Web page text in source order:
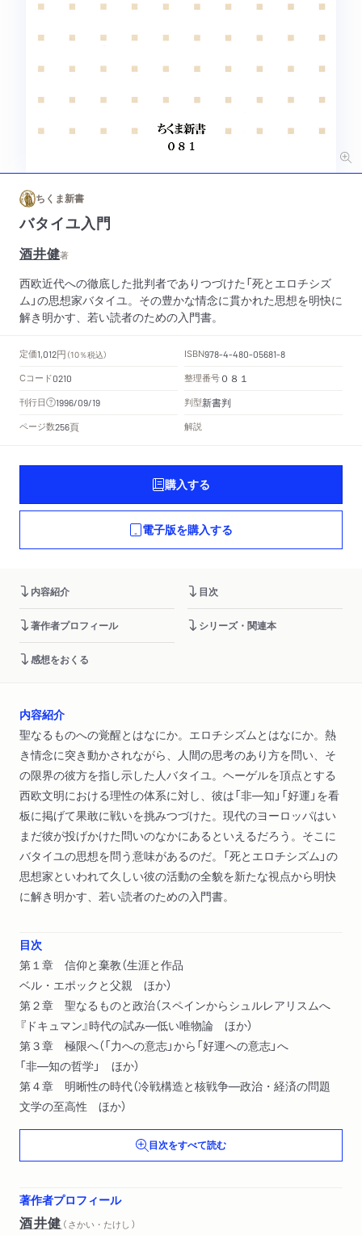
ちくま新書
バタイユ入門
酒井健著
西欧近代への徹底した批判者でありつづけた「死とエロチシズ
ム」の思想家バタイユ。その豊かな情念に貫かれた思想を明快に
解き明かす、若い読者のための入門書。
定価1,012円 （10％税込） ISBN978-4-480-05681-8
Cコード0210 整理番号 ０８１
刊行日 1996/09/19 判型新書判
ページ数256頁 解説
購入する
電子版を購入する
内容紹介 目次
著作者プロフィール シリーズ・関連本
感想をおくる
内容紹介
聖なるものへの覚醒とはなにか。エロチシズムとはなにか。熱
き情念に突き動かされながら、人間の思考のあり方を問い、そ
の限界の彼方を指し示した人バタイユ。ヘーゲルを頂点とする
西欧文明における理性の体系に対し、彼は「非―知」「好運」を看
板に掲げて果敢に戦いを挑みつづけた。現代のヨーロッパはい
まだ彼が投げかけた問いのなかにあるといえるだろう。そこに
バタイユの思想を問う意味があるのだ。「死とエロチシズム」の
思想家といわれて久しい彼の活動の全貌を新たな視点から明快
に解き明かす、若い読者のための入門書。
目次
第１章 信仰と棄教（生涯と作品
ベル・エポックと父親 ほか）
第２章 聖なるものと政治（スペインからシュルレアリスムへ
『ドキュマン』時代の試み―低い唯物論 ほか）
第３章 極限へ（「力への意志」から「好運への意志」へ
「非―知の哲学」 ほか）
第４章 明晰性の時代（冷戦構造と核戦争―政治・経済の問題
文学の至高性 ほか）
目次をすべて読む
著作者プロフィール
酒井健 （ さかい・たけし ）